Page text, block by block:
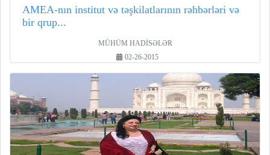
AMEA-nın institut və təşkilatlarının rəhbərləri və
bir qrup...
MÜHÜM HADİSƏLƏR
02-26-2015